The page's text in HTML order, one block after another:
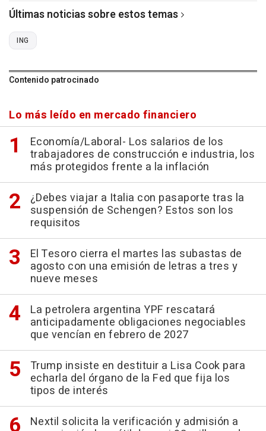
Últimas noticias sobre estos temas
ING
Contenido patrocinado
Lo más leído en mercado financiero
Economía/Laboral- Los salarios de los
trabajadores de construcción e industria, los
más protegidos frente a la inflación
¿Debes viajar a Italia con pasaporte tras la
suspensión de Schengen? Estos son los
requisitos
El Tesoro cierra el martes las subastas de
agosto con una emisión de letras a tres y
nueve meses
La petrolera argentina YPF rescatará
anticipadamente obligaciones negociables
que vencían en febrero de 2027
Trump insiste en destituir a Lisa Cook para
echarla del órgano de la Fed que fija los
tipos de interés
Nextil solicita la verificación y admisión a